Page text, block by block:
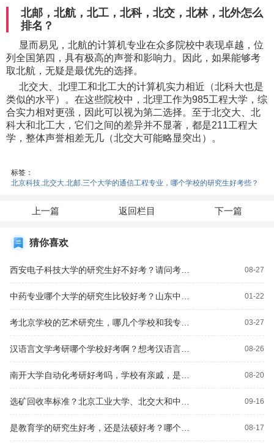
北邮，北航，北工，北科，北交，北林，北外怎么
排名？
显而易见，北航的计算机专业在众多院校中表现卓越，位
列全国第四，具有极高的声誉和影响力。因此，如果能够考
取北航，无疑是最优先的选择。
北交大、北理工和北工大的计算机实力相近（北科大也是
类似的水平）。在这些院校中，北理工作为985工程大学，综
合实力相对更强，因此可以视为第二选择。至于北交大、北
科大和北工大，它们之间的差异并不显著，都是211工程大
学，整体声誉相差无几（北交大可能略显突出）。
标签：
北京科技.北交大.北邮.三个大学的通信工程专业，哪个学校的研究生好考些？
上一篇 返回栏目 下一篇
猜你喜欢
08-27
01-22
03-27
08-26
08-20
09-16
08-17